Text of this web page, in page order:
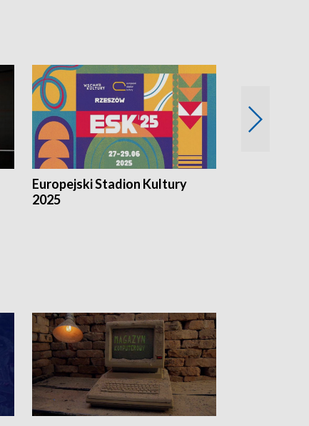
Europejski Stadion Kultury
2025